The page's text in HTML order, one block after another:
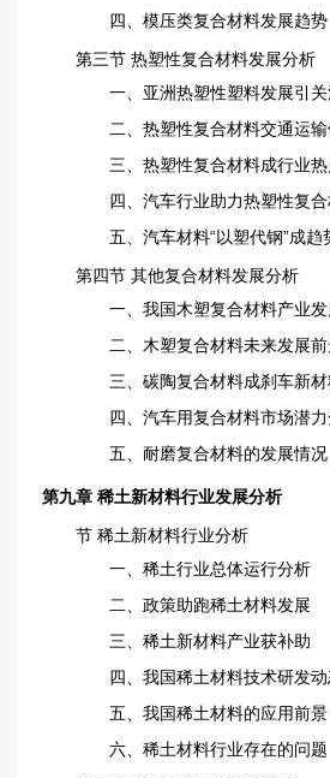
四、模压类复合材料发展趋势
第三节 热塑性复合材料发展分析
一、亚洲热塑性塑料发展引关
二、热塑性复合材料交通运输
三、热塑性复合材料成行业热
四、汽车行业助力热塑性复合
五、汽车材料“以塑代钢”成趋
第四节 其他复合材料发展分析
一、我国木塑复合材料产业发
二、木塑复合材料未来发展前
三、碳陶复合材料成刹车新材
四、汽车用复合材料市场潜力
五、耐磨复合材料的发展情况
第九章 稀土新材料行业发展分析
节 稀土新材料行业分析
一、稀土行业总体运行分析
二、政策助跑稀土材料发展
三、稀土新材料产业获补助
四、我国稀土材料技术研发动
五、我国稀土材料的应用前景
六、稀土材料行业存在的问题